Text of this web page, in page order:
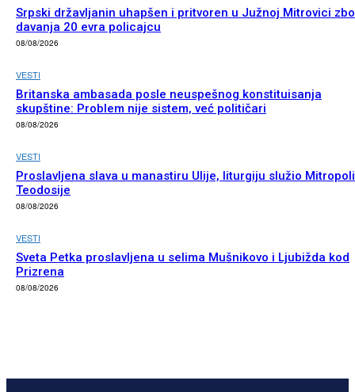
Srpski državljanin uhapšen i pritvoren u Južnoj Mitrovici
davanja 20 evra policajcu
08/08/2026
VESTI
Britanska ambasada posle neuspešnog konstituisanja
skupštine: Problem nije sistem, već političari
08/08/2026
VESTI
Proslavljena slava u manastiru Ulije, liturgiju služio
Teodosije
08/08/2026
VESTI
Sveta Petka proslavljena u selima Mušnikovo i Ljubižda kod
Prizrena
08/08/2026